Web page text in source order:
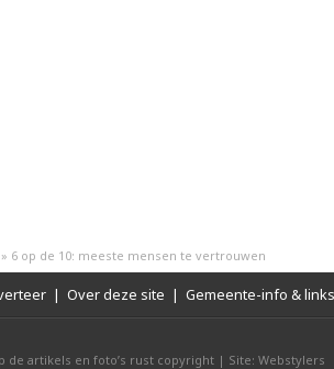
» 6 op de 10: meeste mensen te vertrouwen
| Over deze site | Gemeente-info & links
de artikels en foto’s rust copyright | Site: Webstylers